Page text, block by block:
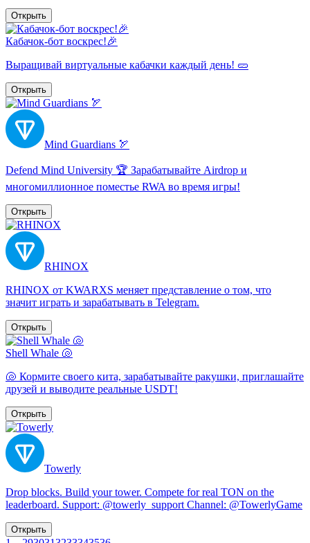
Открыть
Кабачок-бот воскрес!🎉
Выращивай виртуальные кабачки каждый день! 🥒
Открыть
Mind Guardians 🏹
Defend Mind University 🏆 Зарабатывайте Airdrop и
многомиллионное поместье RWA во время игры!
Открыть
RHINOX
RHINOX от KWARXS меняет представление о том, что
значит играть и зарабатывать в Telegram.
Открыть
Shell Whale 🐚
🐚 Кормите своего кита, зарабатывайте ракушки, приглашайте
друзей и выводите реальные USDT!
Открыть
Towerly
Drop blocks. Build your tower. Compete for real TON on the
leaderboard. Support: @towerly_support Channel: @TowerlyGame
Открыть